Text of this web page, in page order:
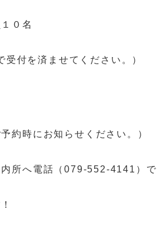
０名
付を済ませてください。）
約時にお知らせください。）
所へ電話（079-552-4141 ）で